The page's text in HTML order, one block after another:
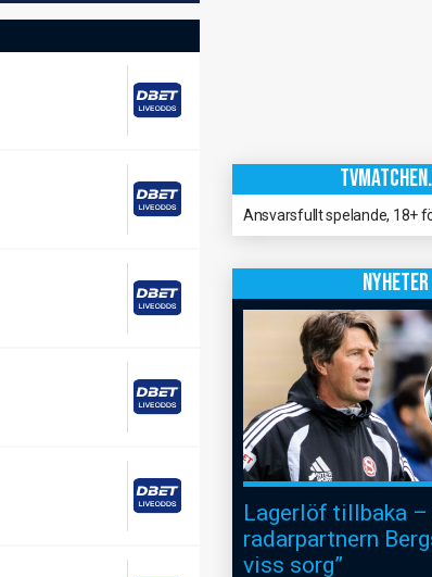
Ansvarsfullt spelande, 18+
NYHETER
Lagerlöf tillbaka –
radarpartnern
viss sorg”